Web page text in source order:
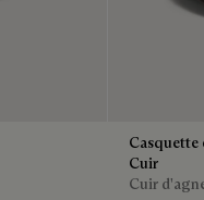
Casquette
Cuir
Cuir